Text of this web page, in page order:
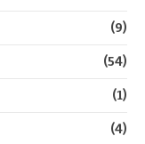
(9)
(54)
(1)
(4)